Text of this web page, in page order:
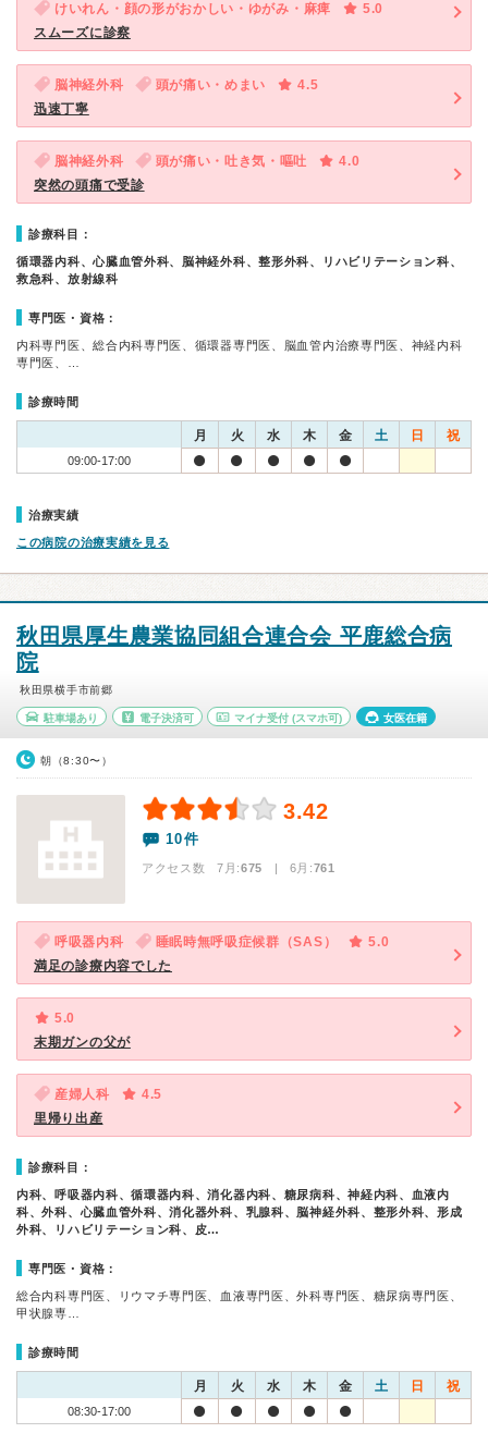
けいれん・顔の形がおかしい・ゆがみ・麻痺
5.0
スムーズに診察
脳神経外科 頭が痛い・めまい
4.5
迅速丁寧
脳神経外科 頭が痛い・吐き気・嘔吐
4.0
突然の頭痛で受診
診療科目：
循環器内科、心臓血管外科、脳神経外科、整形外科、リハビリテーション科、
救急科、放射線科
専門医・資格：
内科専門医、総合内科専門医、循環器専門医、脳血管内治療専門医、神経内科
専門医、…
診療時間
月 火 水 木 金 土 日 祝
09:00-17:00
治療実績
この病院の治療実績を見る
秋田県厚生農業協同組合連合会 平鹿総合病
院
秋田県横手市前郷
駐車場あり 電子決済可 マイナ受付 (スマホ可) 女医在籍
朝（8:30〜）
3.42
10件
アクセス数 7月:675 | 6月:761
呼吸器内科 睡眠時無呼吸症候群（SAS）
5.0
満足の診療内容でした
5.0
末期ガンの父が
産婦人科
4.5
里帰り出産
診療科目：
内科、呼吸器内科、循環器内科、消化器内科、糖尿病科、神経内科、血液内
科、外科、心臓血管外科、消化器外科、乳腺科、脳神経外科、整形外科、形成
外科、リハビリテーション科、皮…
専門医・資格：
総合内科専門医、リウマチ専門医、血液専門医、外科専門医、糖尿病専門医、
甲状腺専…
診療時間
月 火 水 木 金 土 日 祝
08:30-17:00